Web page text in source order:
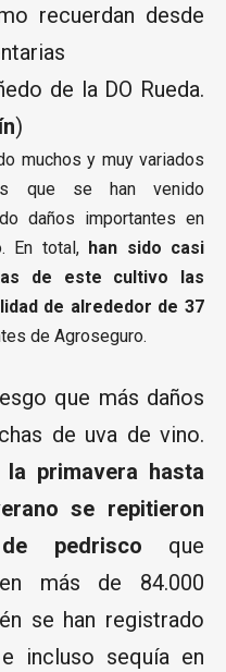
recuerdan desde
de la DO Rueda.
)
muchos y muy variados
que se han venido
daños importantes en
En total, han sido casi
de este cultivo las
de alrededor de 37
de Agroseguro.
que más daños
de uva de vino.
primavera hasta
se repitieron
pedrisco que
más de 84.000
se han registrado
incluso sequía en